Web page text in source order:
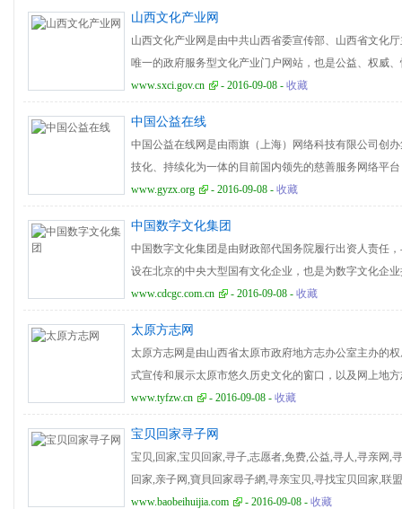
山西文化产业网
山西文化产业网是由中共山西省委宣传部、山西省文化
唯一的政府服务型文化产业门户网站，也是公益、权威
展示、政策咨询与服务、产品发布和交易、项目投资和
政策、产业案例、投融资项目、文化演艺、动漫游戏、
网站打造成为山西文化产业信息权威发布、文化产业政
业招商引资信息发布、文化产业资源挖掘整合推进、文
文化产业知识教育普及等八大服务平台为主要建设内容
www.sxci.gov.cn - 2016-09-08 - 收藏
中国公益在线
中国公益在线网是由雨旗（上海）网络科技有限公司创
技化、持续化为一体的目前国内领先的慈善服务网络平
律允许的前提下开展公益活动，传递正能量、帮贫济困
中华文明、环境保护、记录者视频、留言等主要栏目，
救助、公益资讯等。
www.gyzx.org - 2016-09-08 - 收藏
中国数字文化集团
中国数字文化集团是由财政部代国务院履行出资人责任
设在北京的中央大型国有文化企业，也是为数字文化企
文化企业为己任，以做数字文化产业的持续引领者为目
战略，拥有互联网出版、电子出版物出版、音像制品出
资质。建立具有知识产权的文化资源的数据库，形成多
化产业示范园区，助推中小企业共同打造数字出版产业
本的杠杆效应，打造投融资平台。
www.cdcgc.com.cn - 2016-09-08 - 收藏
太原方志网
太原方志网是由山西省太原市政府地方志办公室主办的
式宣传和展示太原市悠久历史文化的窗口，以及网上地
导的阵地。太原方志网设置有太原概览、工作综述、编
志古籍、地情丛书、特色志、太原之最、人物传记、历
视频等多种形式，为社会各界提供丰富的地情信息，实
www.tyfzw.cn - 2016-09-08 - 收藏
宝贝回家寻子网
宝贝,回家,宝贝回家,寻子,志愿者,免费,公益,寻人,寻亲网,
回家,亲子网,寶貝回家尋子網,寻亲宝贝,寻找宝贝回家,联
www.baobeihuijia.com
- 2016-09-08 - 收藏